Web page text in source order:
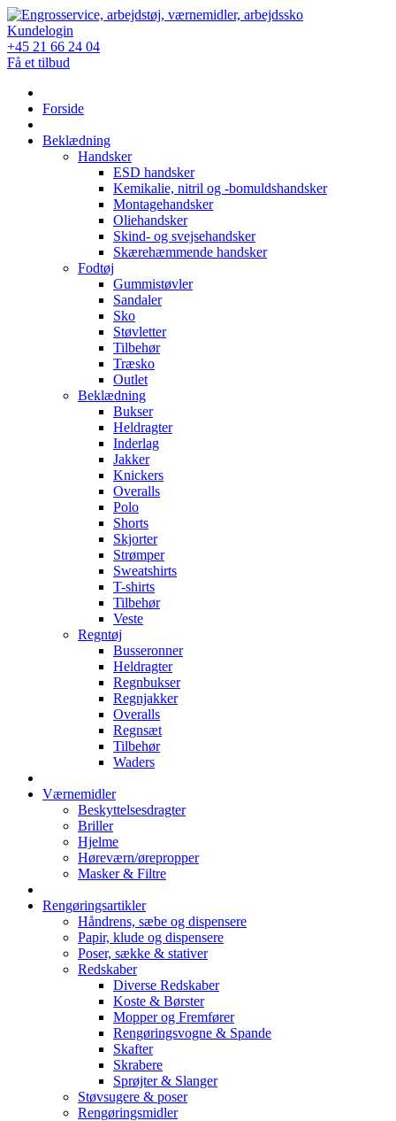
Skip
to
content
Kundelogin
+45 21 66 24 04
Få et tilbud
Forside
Beklædning
Handsker
ESD handsker
Kemikalie, nitril og -bomuldshandsker
Montagehandsker
Oliehandsker
Skind- og svejsehandsker
Skærehæmmende handsker
Fodtøj
Gummistøvler
Sandaler
Sko
Støvletter
Tilbehør
Træsko
Outlet
Beklædning
Bukser
Heldragter
Inderlag
Jakker
Knickers
Overalls
Polo
Shorts
Skjorter
Strømper
Sweatshirts
T-shirts
Tilbehør
Veste
Regntøj
Busseronner
Heldragter
Regnbukser
Regnjakker
Overalls
Regnsæt
Tilbehør
Waders
Værnemidler
Beskyttelsesdragter
Briller
Hjelme
Høreværn/ørepropper
Masker & Filtre
Rengøringsartikler
Håndrens, sæbe og dispensere
Papir, klude og dispensere
Poser, sække & stativer
Redskaber
Diverse Redskaber
Koste & Børster
Mopper og Fremfører
Rengøringsvogne & Spande
Skafter
Skrabere
Sprøjter & Slanger
Støvsugere & poser
Rengøringsmidler